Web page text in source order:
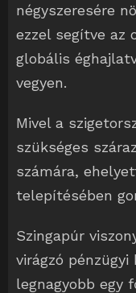
négyszeresére
ezzel segítve az
globális
vegyen.
Mivel a
szükséges
számára,
telepítésében
Szingapúr
virágzó
legnagyobb egy